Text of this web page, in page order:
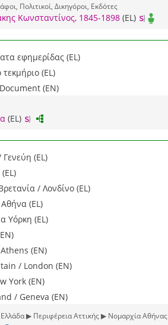
Πολιτικοί, Δικηγόροι, Εκδότες
Κωνσταντίνος, 1845-1898(EL)
εφημερίδας (EL)
(EL)
(EN)
(EL)
Γενεύη (EL)
/ Λονδίνο (EL)
(EL)
Υόρκη (EL)
(EN)
/ London (EN)
York (EN)
/ Geneva (EN)
▶ Περιφέρεια Αττικής ▶ Νομαρχία Αθήνας